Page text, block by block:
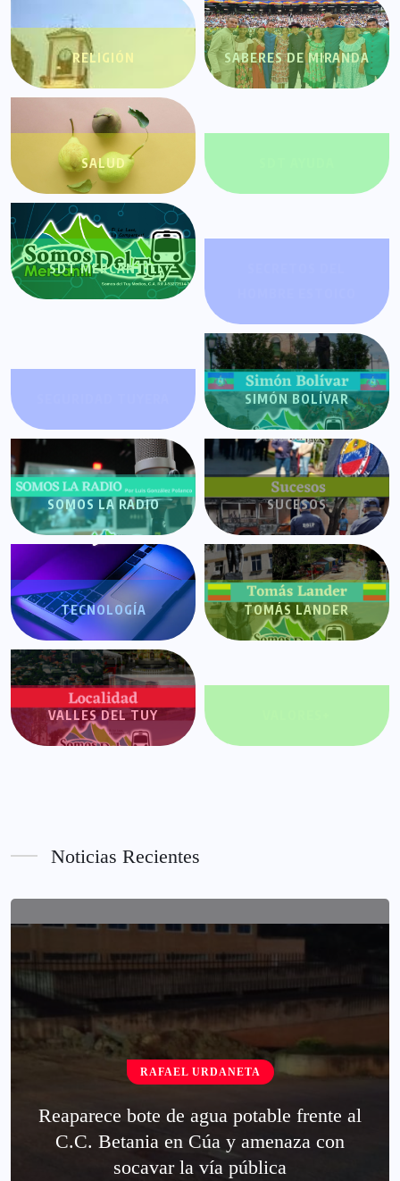
RELIGIÓN SABERES DE MIRANDA
SALUD
SDT MERCANTIL
SIMÓN BOLÍVAR
SOMOS LA RADIO SUCESOS
TECNOLOGÍA TOMÁS LANDER
VALLES DEL TUY
Noticias Recientes
RAFAEL URDANETA
Reaparece bote de agua potable frente al
C.C. Betania en Cúa y amenaza con
socavar la vía pública